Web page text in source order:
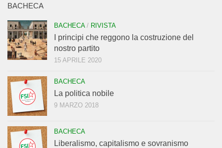
BACHECA
BACHECA/ RIVISTA
I principi che reggono la costruzione del
nostro partito
15 APRILE 2020
BACHECA
La politica nobile
9 MARZO 2018
BACHECA
Liberalismo, capitalismo e sovranismo